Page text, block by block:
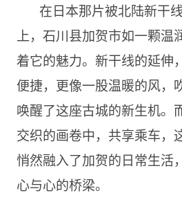
在日本那片被北陆新干
上，石川县加贺市如一颗温
着它的魅力。新干线的延伸
便捷，更像一股温暖的风，
唤醒了这座古城的新生机。
交织的画卷中，共享乘车，
悄然融入了加贺的日常生活
心与心的桥梁。